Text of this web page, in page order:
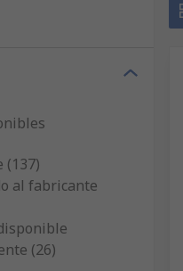
(137)
al fabricante
(26)